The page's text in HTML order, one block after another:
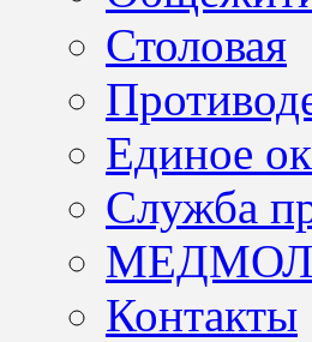
Столовая
Единое
Служба
МЕДМОЛ
Контакты